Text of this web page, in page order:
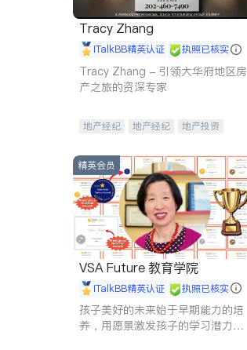
Tracy Zhang
iTalkBB精英认证 执照已核实
Tracy Zhang - 引领大华府地区房
产之旅的资深专家
地产经纪 地产经纪
地产投资
精英会员
VSA Future 教育学院
iTalkBB精英认证 执照已核实
孩子美好的未来始于早期能力的培
养，用愿景激发孩子的学习潜力和